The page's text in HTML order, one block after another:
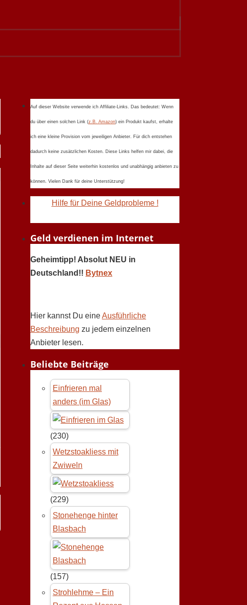
Auf dieser Website verwende ich Affiliate-Links. Das bedeutet: Wenn
du über einen solchen Link (z.B. Amazon) ein Produkt kaufst, erhalte
ich eine kleine Provision vom jeweiligen Anbieter. Für dich entstehen
dadurch keine zusätzlichen Kosten. Diese Links helfen mir dabei, die
Inhalte auf dieser Seite weiterhin kostenlos und unabhängig anbieten zu
können. Vielen Dank für deine Unterstützung!
Hilfe für Deine Geldprobleme !
Geld verdienen im Internet
Geheimtipp! Absolut NEU in
Deutschland!! Bytnex
Hier kannst Du eineAusführliche
Beschreibung zu jedem einzelnen
Anbieter lesen.
Beliebte Beiträge
Einfrieren mal
anders (im Glas)
(230)
Wetzstoakliess mit
Zwiweln
(229)
Stonehenge hinter
Blasbach
(157)
Strohlehme – Ein